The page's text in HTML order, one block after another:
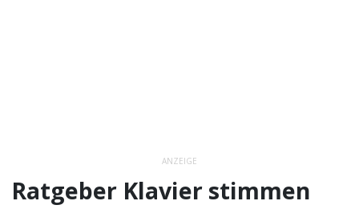
ANZEIGE
Ratgeber Klavier stimmen